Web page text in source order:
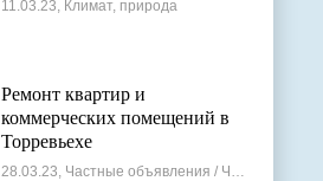
11.03.23, Климат, природа
Ремонт квартир и
коммерческих помещений в
Торревьехе
28.03.23, Частные объявления / Частные мастера